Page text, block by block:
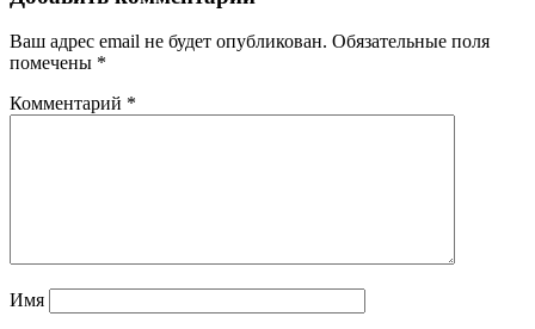
Ваш адрес email не будет опубликован. Обязательные поля
помечены *
Комментарий *
Имя